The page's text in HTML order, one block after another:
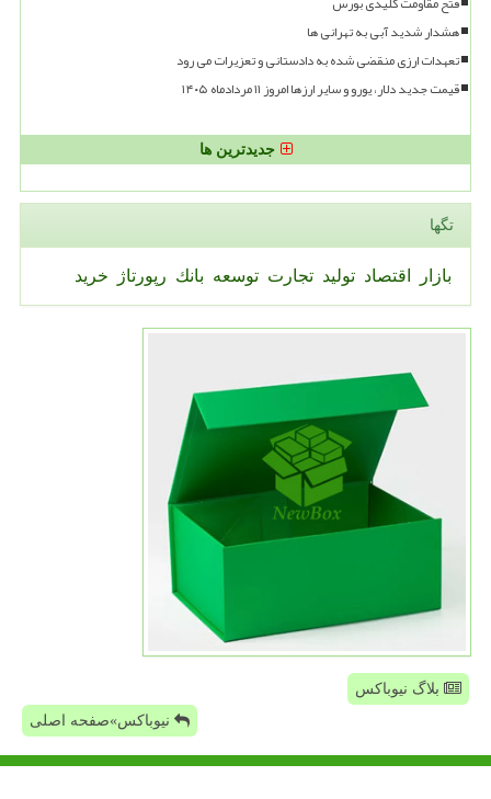
هشدار شدید آبی به تهرانی ها
تعهدات ارزی منقضی شده به دادستانی و تعزیرات می رود
قیمت جدید دلار، یورو و سایر ارزها امروز ۱۱ مردادماه ۱۴۰۵
جدیدترین ها
تگها
بازار اقتصاد تولید تجارت توسعه بانك رپورتاژ خرید
بلاگ نیوباکس
نیوباکس»صفحه اصلی